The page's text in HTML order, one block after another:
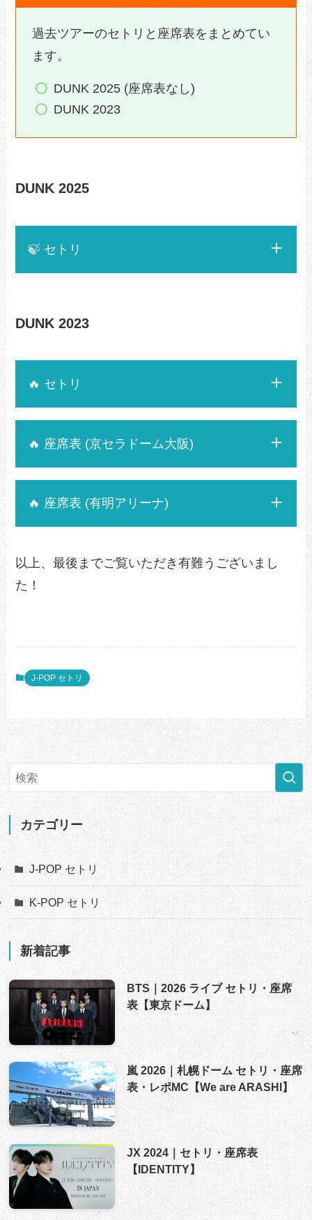
過去ツアーのセトリと座席表をまとめてい
ます。
DUNK 2025 (座席表なし)
DUNK 2023
DUNK 2025
🍃 セトリ
DUNK 2023
🔥 セトリ
🔥 座席表 (京セラドーム大阪)
🔥 座席表 (有明アリーナ)
以上、最後までご覧いただき有難うございまし
た！
J-POP セトリ
カテゴリー
J-POP セトリ
K-POP セトリ
新着記事
BTS｜2026 ライブ セトリ・座席
表【東京ドーム】
嵐 2026｜札幌ドーム セトリ・座席
表・レポMC【We are ARASHI】
JX 2024｜セトリ・座席表
【IDENTITY】